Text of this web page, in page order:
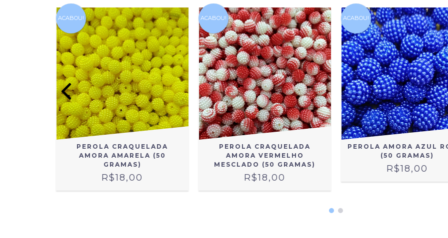
ACABOU!
PEROLA CRAQUELADA
AMORA AMARELA (50
GRAMAS)
R$18,00
ACABOU!
PEROLA CRAQUELADA
AMORA VERMELHO
MESCLADO (50 GRAMAS)
R$18,00
ACABOU!
PEROLA AMORA AZUL
(50 GRAMAS)
R$18,00